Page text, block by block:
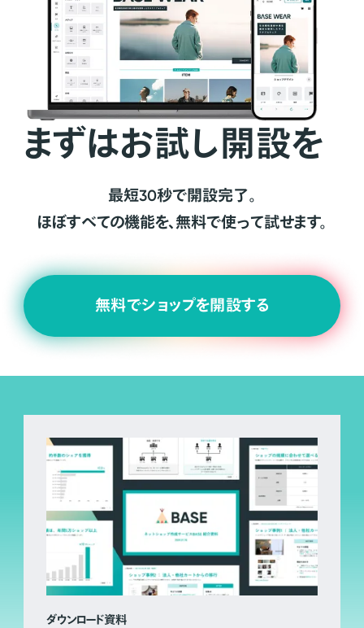
まずはお試し開設を
最短30秒で開設完了。
ほぼすべての機能を、無料で使って試せます。
無料でショップを開設する
ダウンロード資料